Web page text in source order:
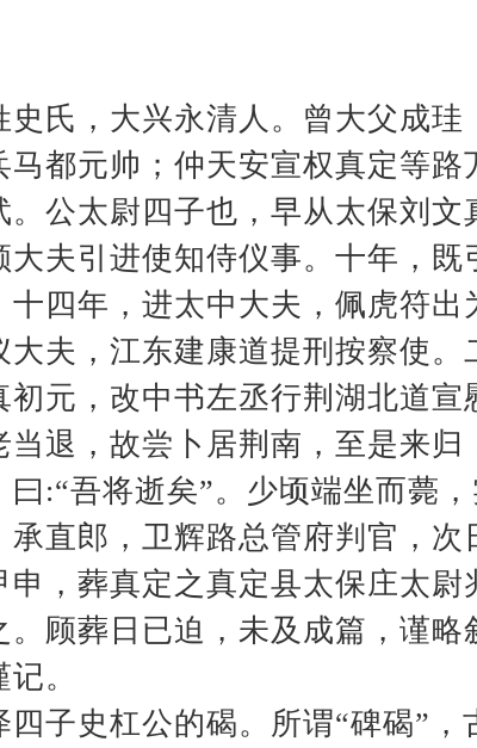
氏，大兴永清人。曾大父成
马都元帅；仲天安宣权真定等
公太尉四子也，早从太保刘
夫引进使知侍仪事。十年，
四年，进太中大夫，佩虎符
大夫，江东建康道提刑按察使
元，改中书左丞行荆湖北道
退，故尝卜居荆南，至是来
:“吾将逝矣”。少顷端坐而薨
直郎，卫辉路总管府判官，
申，葬真定之真定县太保庄太
顾葬日已迫，未及成篇，谨略
士文谨记。
子史杠公的碣。所谓“碑碣”